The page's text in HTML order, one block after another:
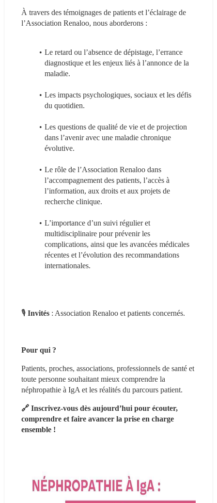
À travers des témoignages de patients et l’éclairage de
l’Association Renaloo, nous aborderons :
Le retard ou l’absence de dépistage, l’errance
diagnostique et les enjeux liés à l’annonce de la
maladie.
Les impacts psychologiques, sociaux et les défis
du quotidien.
Les questions de qualité de vie et de projection
dans l’avenir avec une maladie chronique
évolutive.
Le rôle de l’Association Renaloo dans
l’accompagnement des patients, l’accès à
l’information, aux droits et aux projets de
recherche clinique.
L’importance d’un suivi régulier et
multidisciplinaire pour prévenir les
complications, ainsi que les avancées médicales
récentes et l’évolution des recommandations
internationales.
🎙 Invités : Association Renaloo et patients concernés.
Pour qui ?
Patients, proches, associations, professionnels de santé et
toute personne souhaitant mieux comprendre la
néphropathie à IgA et les réalités du parcours patient.
🔗 Inscrivez-vous dès aujourd’hui pour écouter,
comprendre et faire avancer la prise en charge
ensemble !